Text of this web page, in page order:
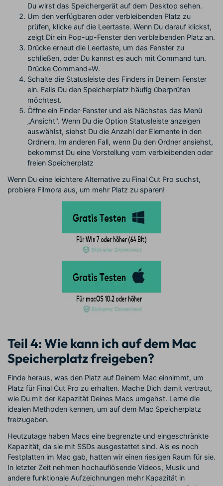
Du wirst das Speichergerät auf dem Desktop sehen.
Um den verfügbaren oder verbleibenden Platz zu
prüfen, klicke auf die Leertaste. Wenn Du darauf klickst,
zeigt Dir ein Pop-up-Fenster den verbleibenden Platz an.
Drücke erneut die Leertaste, um das Fenster zu
schließen, oder Du kannst es auch mit Command tun.
Drücke Command+W.
Schalte die Statusleiste des Finders in Deinem Fenster
ein. Falls Du den Speicherplatz häufig überprüfen
möchtest.
Öffne ein Finder-Fenster und als Nächstes das Menü
„Ansicht". Wenn Du die Option Statusleiste anzeigen
auswählst, siehst Du die Anzahl der Elemente in den
Ordnern. Im anderen Fall, wenn Du den Ordner ansiehst,
bekommst Du eine Vorstellung vom verbleibenden oder
freien Speicherplatz
Wenn Du eine leichtere Alternative zu Final Cut Pro suchst,
probiere Filmora aus, um mehr Platz zu sparen!
Teil 4: Wie kann ich auf dem Mac
Speicherplatz freigeben?
Finde heraus, was den Platz auf Deinem Mac einnimmt, um
Platz für Final Cut Pro zu erhalten. Mache Dich damit vertraut,
wie Du mit der Kapazität Deines Macs umgehst. Lerne die
idealen Methoden kennen, um auf dem Mac Speicherplatz
freizugeben.
Heutzutage haben Macs eine begrenzte und eingeschränkte
Kapazität, da sie mit SSDs ausgestattet sind. Als es noch
Festplatten im Mac gab, hatten wir einen riesigen Raum für sie.
In letzter Zeit nehmen hochauflösende Videos, Musik und
andere funktionale Aufzeichnungen mehr Kapazität in